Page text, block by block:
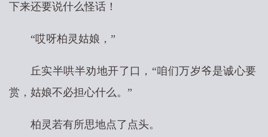
下来还要说什么怪话！
“哎呀柏灵姑娘，”
丘实半哄半劝地开了口，“咱们万岁爷是诚心要
赏，姑娘不必担心什么。”
柏灵若有所思地点了点头。